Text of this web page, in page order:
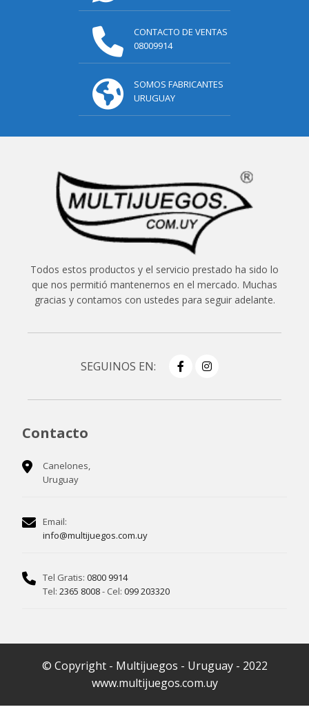
CONTACTO DE VENTAS
08009914
SOMOS FABRICANTES
URUGUAY
Todos estos productos y el servicio prestado ha sido lo
que nos permitió mantenernos en el mercado. Muchas
gracias y contamos con ustedes para seguir adelante.
SEGUINOS EN:
Contacto
Canelones,
Uruguay
Email:
info@multijuegos.com.uy
Tel Gratis: 0800 9914
Tel: 2365 8008- Cel: 099 203320
© Copyright - Multijuegos - Uruguay - 2022
www.multijuegos.com.uy